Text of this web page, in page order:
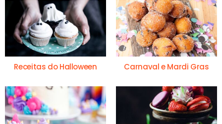
Receitas do Halloween Carnaval e Mardi Gras